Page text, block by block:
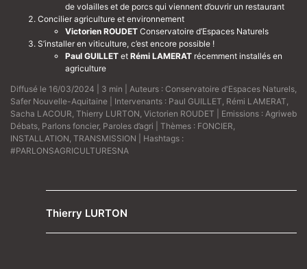
de volailles et de porcs qui viennent d’ouvrir un restaurant
Concilier agriculture et environnement
Victorien ROUDET Conservatoire d’Espaces Naturels
S’installer en viticulture, c’est encore possible !
Paul GUILLET et Rémi LAMERAT récemment installés en
agriculture
Diffusé le 16/03/2024 | 3 min | Auteurs : Conservatoire d'Espaces Naturels
Safer Nouvelle-Aquitaine | Intervenants : Paul GUILLET Rémi LAMERAT
Sacha LACOUR Thierry LURTON Victorien ROUDET | Emissions : Agriweb
Débats Parlons foncier, Paroles d’agri | Thèmes : FONCIER
INSTALLATION TRANSMISSION | Hashtags :
#PARLONSAGRICULTURESNA
Thierry LURTON